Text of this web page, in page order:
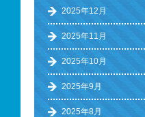
2025年12月
2025年11月
2025年10月
2025年9月
2025年8月